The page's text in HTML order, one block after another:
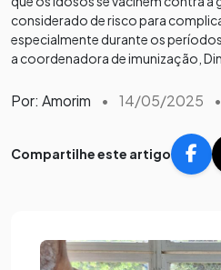
considerado de risco para
especialmente durante os
a coordenadora de imunização,
Por: Amorim • 14/05/2025 •
Compartilhe este artigo